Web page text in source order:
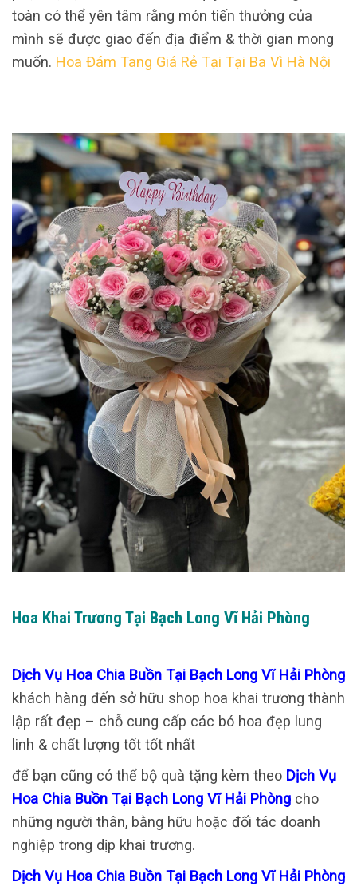
toàn có thể yên tâm rằng món tiến thưởng của
mình sẽ được giao đến địa điểm & thời gian mong
muốn. Hoa Đám Tang Giá Rẻ Tại Tại Ba Vì Hà Nội
Hoa Khai Trương Tại Bạch Long Vĩ Hải Phòng
Dịch Vụ Hoa Chia Buồn Tại Bạch Long Vĩ Hải Phòng
khách hàng đến sở hữu shop hoa khai trương thành
lập rất đẹp – chỗ cung cấp các bó hoa đẹp lung
linh & chất lượng tốt tốt nhất
để bạn cũng có thể bộ quà tặng kèm theo Dịch Vụ
Hoa Chia Buồn Tại Bạch Long Vĩ Hải Phòng cho
những người thân, bằng hữu hoặc đối tác doanh
nghiệp trong dịp khai trương.
Dịch Vụ Hoa Chia Buồn Tại Bạch Long Vĩ Hải Phòng